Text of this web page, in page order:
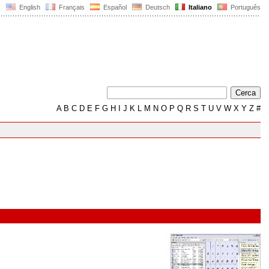
English Français Español Deutsch Italiano Português
AB C D E F G H J K L M N O P Q R S T U V W X Y Z #